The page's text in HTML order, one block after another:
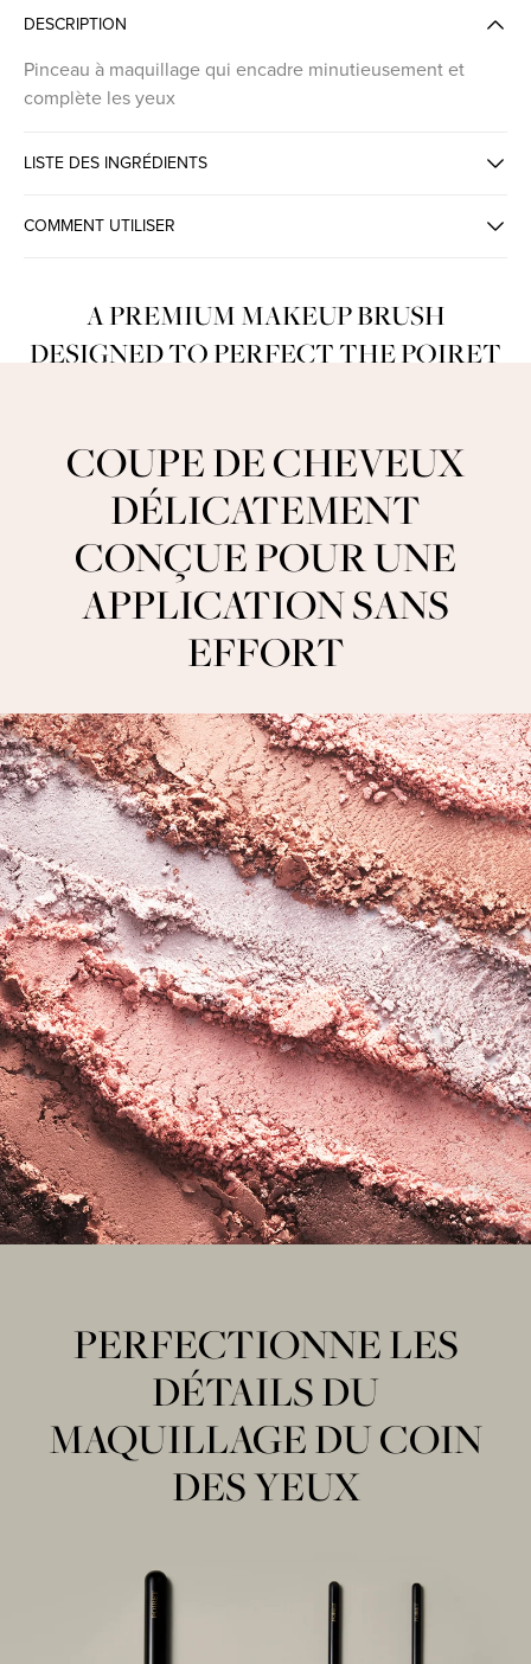
DESCRIPTION
Pinceau à maquillage qui encadre minutieusement et
complète les yeux
LISTE DES INGRÉDIENTS
COMMENT UTILISER
A PREMIUM MAKEUP BRUSH
DESIGNED TO PERFECT THE POIRET
COUPE DE CHEVEUX
DÉLICATEMENT
CONÇUE POUR UNE
APPLICATION SANS
EFFORT
PERFECTIONNE LES
DÉTAILS DU
MAQUILLAGE DU COIN
DES YEUX